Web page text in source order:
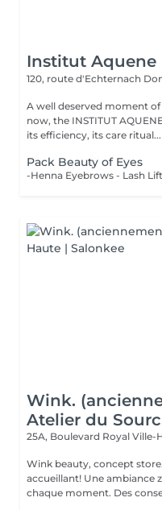
Institut Aquene
120, route d'Echternach
A well deserved moment
now, the INSTITUT
its efficiency, its care ritual...
Pack Beauty of Eyes
Wink.
Atelier du
25A, Boulevard Royal Ville-
Wink beauty, concept store. Espace élégante, chaleureux et
accueillant! Une ambiance
chaque moment. Des